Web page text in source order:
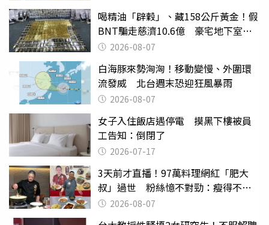
喝精油「辟穀」、藏158公斤黃金！假
BNT騙走慈濟10.6億 豪宅地下室竟
挖出乾鮑金庫
2026-08-07
白海豚來勢洶洶！移動變慢、外圍環
流發威 北台週末恐迎狂風暴雨
2026-08-07
女子入住飯店遇停電 摸黑下樓被員
工告知：倒閉了
2026-07-17
3天前才直播！97萬料理網紅「肥大
叔」過世 粉絲憶不對勁：瘦得不合
理 2026-08-07